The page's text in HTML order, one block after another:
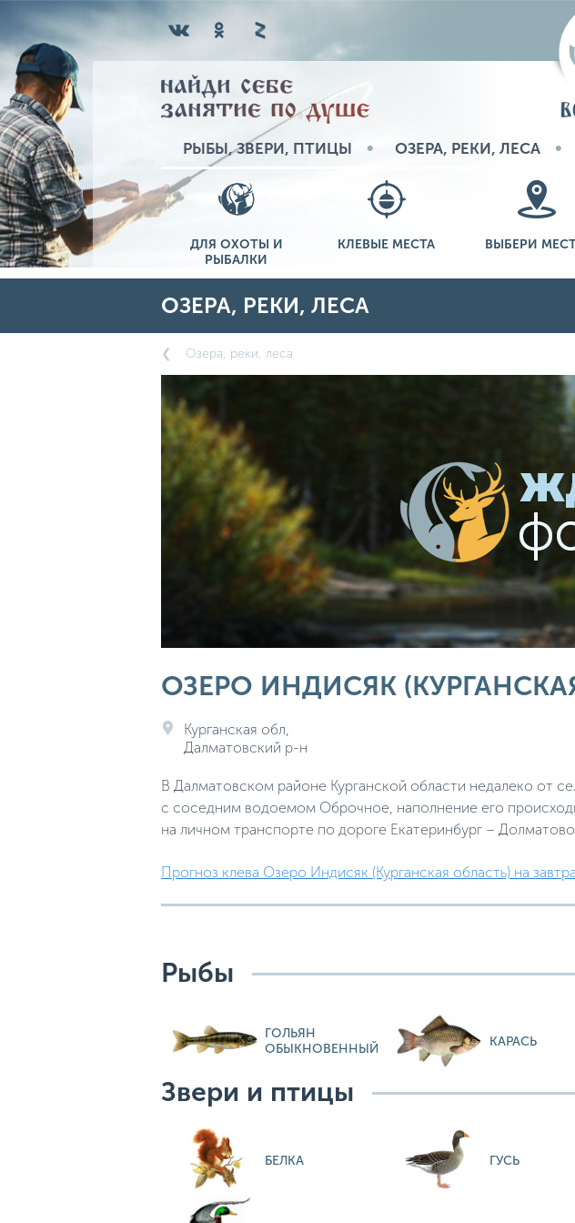
РЫБЫ, ЗВЕРИ, ПТИЦЫ ОЗЕРА, РЕКИ, ЛЕСА
ДЛЯ ОХОТЫ И
РЫБАЛКИ
КЛЕВЫЕ МЕСТА ВЫБЕРИ
ОЗЕРА, РЕКИ, ЛЕСА
Озера, реки, леса
ОЗЕРО ИНДИСЯК
Курганская обл,
Далматовский р-н
В Далматовском районе Курганской области недалеко от
с соседним водоемом Оброчное, наполнение его
на личном транспорте по дороге Екатеринбург –
Прогноз клева Озеро Индисяк (Курганская область) на
Рыбы
ГОЛЬЯН
ОБЫКНОВЕННЫЙ
КАРАСЬ
Звери и птицы
БЕЛКА ГУСЬ